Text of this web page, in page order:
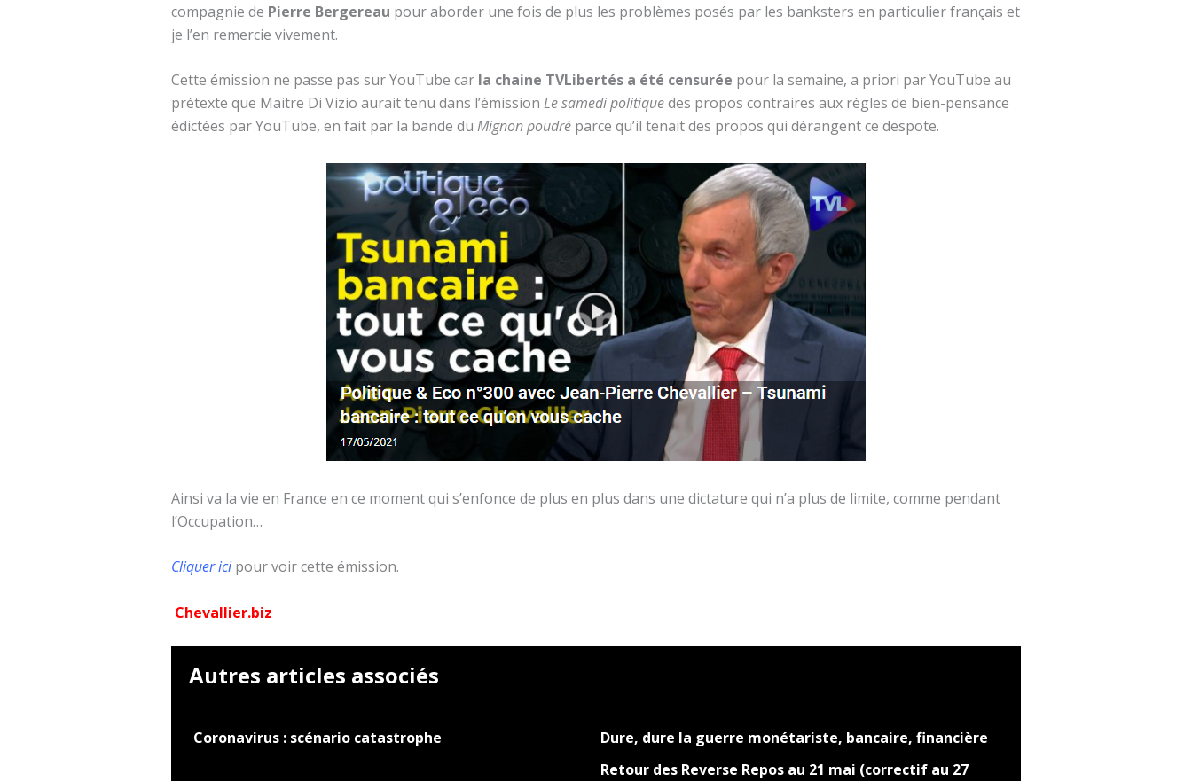
compagnie de Pierre Bergereau pour aborder une fois de plus les problèmes posés par les banksters en particulier français et
je l’en remercie vivement.
Cette émission ne passe pas sur YouTube car la chaine TVLibertés a été censurée pour la semaine, a priori par YouTube au
prétexte que Maitre Di Vizio aurait tenu dans l’émission Le samedi politiquedes propos contraires aux règles de bien-pensance
édictées par YouTube, en fait par la bande du Mignon poudré parce qu’il tenait des propos qui dérangent ce despote.
Ainsi va la vie en France en ce moment qui s’enfonce de plus en plus dans une dictature qui n’a plus de limite, comme pendant
l’Occupation…
Cliquer ici pour voir cette émission.
Chevallier.biz
Autres articles associés
Coronavirus : scénario catastrophe Dure, dure la guerre monétariste, bancaire, financière
Retour des Reverse Repos au 21 mai (correctif au 27